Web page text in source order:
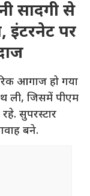
सादगी से
इंटरनेट पर
आगाज हो गया
ली, जिसमें पीएम
सुपरस्टार
बने.